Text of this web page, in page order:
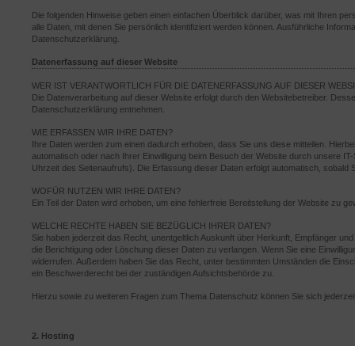
Die folgenden Hinweise geben einen einfachen Überblick darüber, was mit Ihren
alle Daten, mit denen Sie persönlich identifiziert werden können. Ausführliche
Datenschutzerklärung.
Datenerfassung auf dieser Website
WER IST VERANTWORTLICH FÜR DIE DATENERFASSUNG AUF DIESER
Die Datenverarbeitung auf dieser Website erfolgt durch den Websitebetreiber.
Datenschutzerklärung entnehmen.
WIE ERFASSEN WIR IHRE DATEN?
Ihre Daten werden zum einen dadurch erhoben, dass Sie uns diese mitteilen.
automatisch oder nach Ihrer Einwilligung beim Besuch der Website durch unsere
Uhrzeit des Seitenaufrufs). Die Erfassung dieser Daten erfolgt automatisch, sobald
WOFÜR NUTZEN WIR IHRE DATEN?
Ein Teil der Daten wird erhoben, um eine fehlerfreie Bereitstellung der Website zu
WELCHE RECHTE HABEN SIE BEZÜGLICH IHRER DATEN?
Sie haben jederzeit das Recht, unentgeltlich Auskunft über Herkunft, Empfänger
die Berichtigung oder Löschung dieser Daten zu verlangen. Wenn Sie eine
widerrufen. Außerdem haben Sie das Recht, unter bestimmten Umständen die
ein Beschwerderecht bei der zuständigen Aufsichtsbehörde zu.
Hierzu sowie zu weiteren Fragen zum Thema Datenschutz können Sie sich
2. Hosting